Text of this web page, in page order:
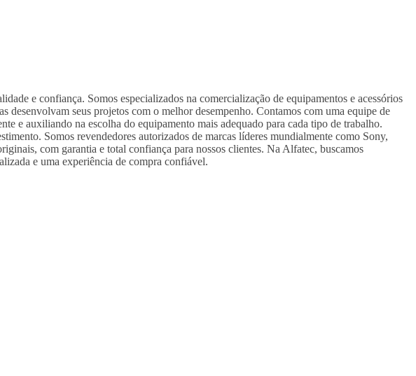
e confiança. Somos especializados na comercialização de equipamentos e acessórios
desenvolvam seus projetos com o melhor desempenho. Contamos com uma equipe de
e auxiliando na escolha do equipamento mais adequado para cada tipo de trabalho.
Somos revendedores autorizados de marcas líderes mundialmente como Sony,
com garantia e total confiança para nossos clientes. Na Alfatec, buscamos
e uma experiência de compra confiável.